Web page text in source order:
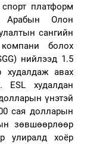
платформ
Арабын Олон
сангийн
болох
нийлээд 1.5
худалдаж авах
ESL худалдан
үнэтэй
сая долларын
зөвшөөрлөөр
улиралд хоёр